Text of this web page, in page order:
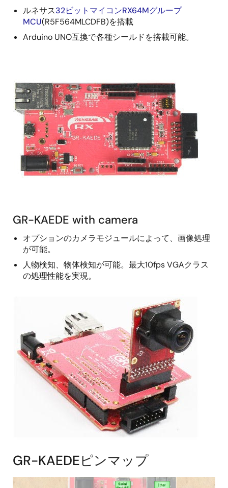
ルネサス32ビットマイコンRX64Mグループ
MCU(R5F564MLCDFB)を搭載
Arduino UNO互換で各種シールドを搭載可能。
GR-KAEDE with camera
オプションのカメラモジュールによって、画像処理
が可能。
人物検知、物体検知が可能。最大10fps VGAクラス
の処理性能を実現。
GR-KAEDEピンマップ